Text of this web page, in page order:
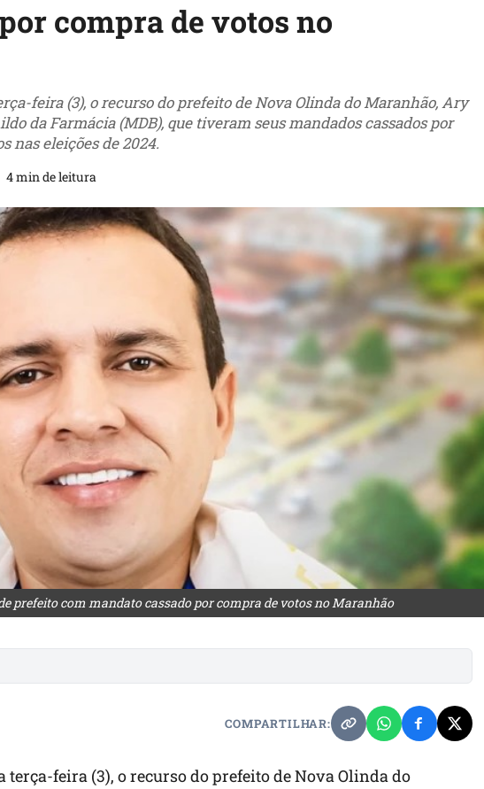
compra de votos no
feira (3), o recurso do prefeito de Nova Olinda do Maranhão, Ary
da Farmácia (MDB), que tiveram seus mandados cassados por
nas eleições de 2024.
4 min de leitura
prefeito com mandato cassado por compra de votos no Maranhão
COMPARTILHAR:
feira (3), o recurso do prefeito de Nova Olinda do